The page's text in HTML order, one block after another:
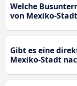
Welche
von Mexiko-
Gibt es eine
Mexiko-Stadt